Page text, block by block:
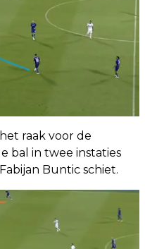
raak voor de
bal in twee instaties
Buntic schiet.